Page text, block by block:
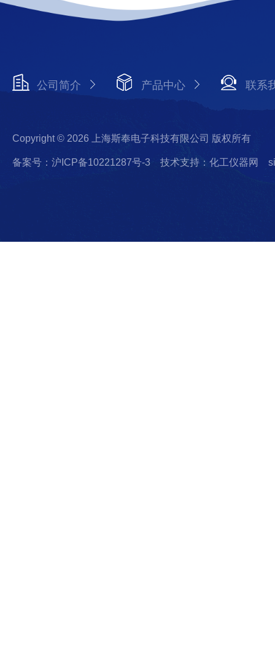
公司简介 产品中心 联系
Copyright © 2026 上海斯奉电子科技有限公司 版权所有
备案号：沪ICP备10221287号-3 技术支持：化工仪器网